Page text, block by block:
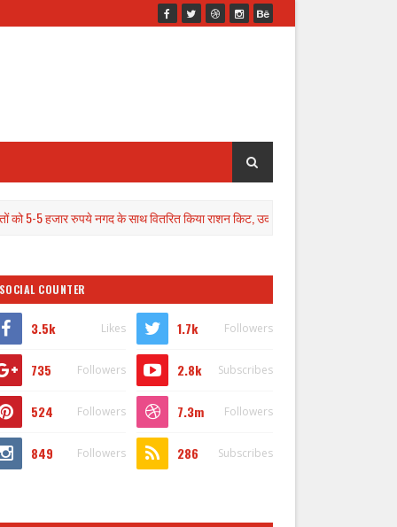
रुपये नगद के साथ वितरित किया राशन किट, उदारता देख कटान पीड़ितों की छलक आई आंखे
SOCIAL COUNTER
3.5k Likes 1.7k Followers
735 Followers 2.8k Subscribes
524 Followers 7.3m Followers
849 Followers 286 Subscribes